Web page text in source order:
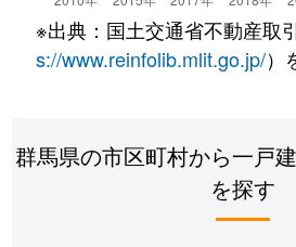
※出典：国土交通省不動産取
s://www.reinfolib.mlit.go.jp/）
群馬県の市区町村から一戸
を探す